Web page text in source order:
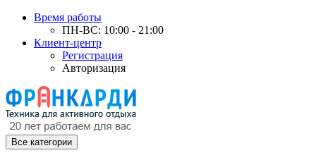
Время работы
ПН-ВС: 10:00 - 21:00
Клиент-центр
Регистрация
Авторизация
Все категории